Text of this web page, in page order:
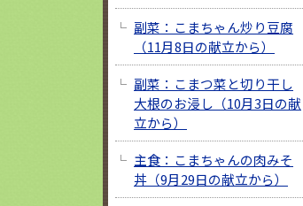
副菜：こまちゃん炒り豆腐
（11月8日の献立から）
副菜：こまつ菜と切り干し
大根のお浸し（10月3日の献
立から）
主食：こまちゃんの肉みそ
丼（9月29日の献立から）